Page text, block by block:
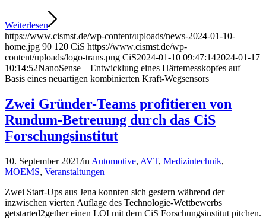
Weiterlesen
https://www.cismst.de/wp-content/uploads/news-2024-01-10-
home.jpg 90 120 CiS https://www.cismst.de/wp-
content/uploads/logo-trans.png CiS2024-01-10 09:47:142024-01-17
10:14:52NanoSense – Entwicklung eines Härtemesskopfes auf
Basis eines neuartigen kombinierten Kraft-Wegsensors
Zwei Gründer-Teams profitieren von
Rundum-Betreuung durch das CiS
Forschungsinstitut
10. September 2021/in Automotive, AVT, Medizintechnik,
MOEMS, Veranstaltungen
Zwei Start-Ups aus Jena konnten sich gestern während der
inzwischen vierten Auflage des Technologie-Wettbewerbs
getstarted2gether einen LOI mit dem CiS Forschungsinstitut pitchen.